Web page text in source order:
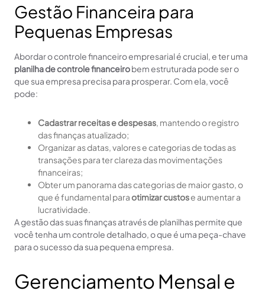
Gestão Financeira para
Pequenas Empresas
Abordar o controle financeiro empresarial é crucial, e ter uma
planilha de controle financeirobem estruturada pode ser o
que sua empresa precisa para prosperar. Com ela, você
pode:
Cadastrar receitas e despesas, mantendo o registro
das finanças atualizado;
Organizar as datas, valores e categorias de todas as
transações para ter clareza das movimentações
financeiras;
Obter um panorama das categorias de maior gasto, o
que é fundamental paraotimizar custose aumentar a
lucratividade.
A gestão das suas finanças através de planilhas permite que
você tenha um controle detalhado, o que é uma peça-chave
para o sucesso da sua pequena empresa.
Gerenciamento Mensal e